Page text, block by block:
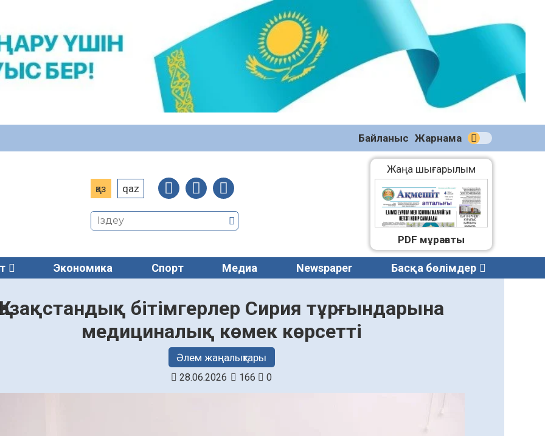
Байланыс Жарнама
қаз qaz
Жаңа шығарылым
(2270)
04.08.2026
PDF мұрағаты
Экономика Спорт Медиа Newspaper Басқа бөлімдер
Қазақстандық бітімгерлер Сирия тұрғындарына
медициналық көмек көрсетті
Әлем жаңалықтары
28.06.2026 166 0